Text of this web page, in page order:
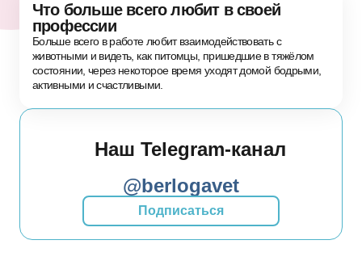
Что больше всего любит в своей
профессии
Больше всего в работе любит взаимодействовать с
животными и видеть, как питомцы, пришедшие в тяжёлом
состоянии, через некоторое время уходят домой бодрыми,
активными и счастливыми.
Наш Telegram-канал
@berlogavet
Подписаться